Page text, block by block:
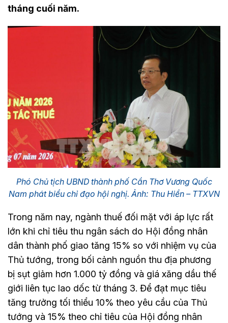
tháng cuối năm.
Phó Chủ tịch UBND thành phố Cần Thơ Vương Quốc
Nam phát biểu chỉ đạo hội nghị. Ảnh: Thu Hiền – TTXVN
Trong năm nay, ngành thuế đối mặt với áp lực rất
lớn khi chỉ tiêu thu ngân sách do Hội đồng nhân
dân thành phố giao tăng 15% so với nhiệm vụ của
Thủ tướng, trong bối cảnh nguồn thu địa phương
bị sụt giảm hơn 1.000 tỷ đồng và giá xăng dầu thế
giới liên tục lao dốc từ tháng 3. Để đạt mục tiêu
tăng trưởng tối thiểu 10% theo yêu cầu của Thủ
tướng và 15% theo chỉ tiêu của Hội đồng nhân